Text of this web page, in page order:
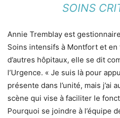
SOINS
Annie Tremblay est
Soins intensifs à Montfort et en
d’autres hôpitaux, elle se dit
l’Urgence. « Je suis là pour
présente dans l’unité, mais j’ai
scène qui vise à faciliter le
Pourquoi se joindre à l’équipe